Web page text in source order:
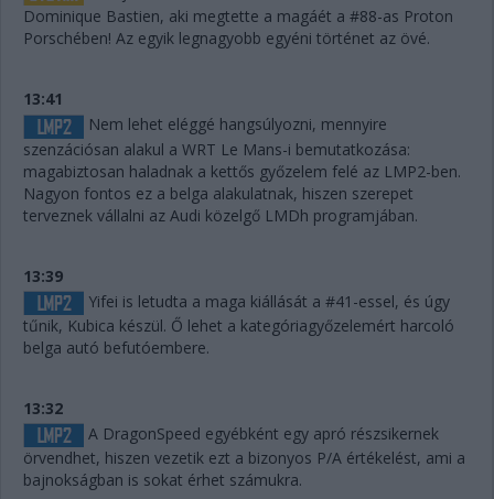
Dominique Bastien, aki megtette a magáét a #88-as Proton
Porschében! Az egyik legnagyobb egyéni történet az övé.
13:41
Nem lehet eléggé hangsúlyozni, mennyire
szenzációsan alakul a WRT Le Mans-i bemutatkozása:
magabiztosan haladnak a kettős győzelem felé az LMP2-ben.
Nagyon fontos ez a belga alakulatnak, hiszen szerepet
terveznek vállalni az Audi közelgő LMDh programjában.
13:39
Yifei is letudta a maga kiállását a #41-essel, és úgy
tűnik, Kubica készül. Ő lehet a kategóriagyőzelemért harcoló
belga autó befutóembere.
13:32
A DragonSpeed egyébként egy apró részsikernek
örvendhet, hiszen vezetik ezt a bizonyos P/A értékelést, ami a
bajnokságban is sokat érhet számukra.